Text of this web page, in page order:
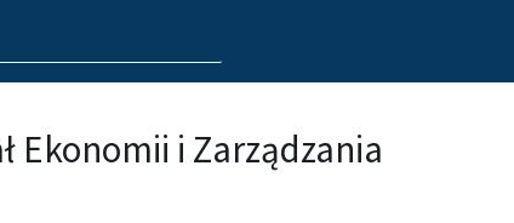
Ekonomii i Zarządzania